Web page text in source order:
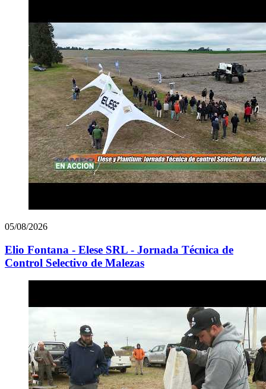
05/08/2026
Elio Fontana - Elese SRL - Jornada Técnica de
Control Selectivo de Malezas